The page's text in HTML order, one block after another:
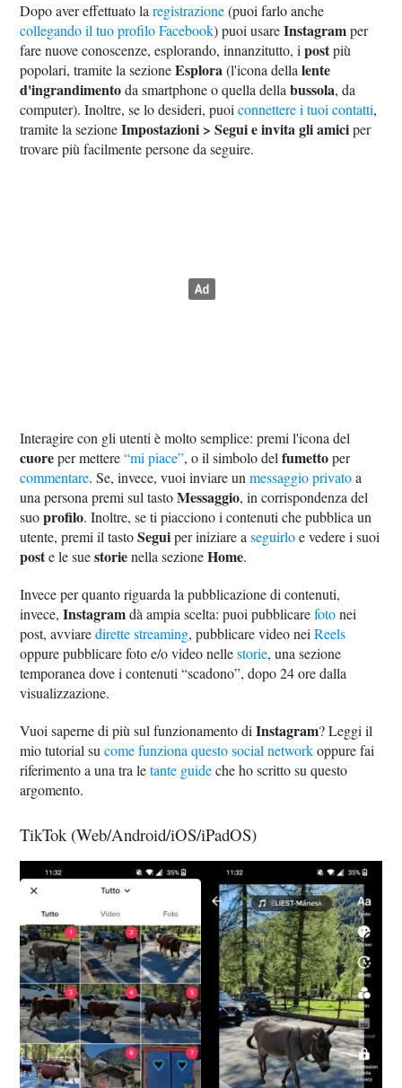
Dopo aver effettuato laregistrazione(puoi farlo anche
collegando il tuo profilo Facebook) puoi usareInstagramper
fare nuove conoscenze, esplorando, innanzitutto, ipostpiù
popolari, tramite la sezioneEsplora(l'icona dellalente
d'ingrandimentoda smartphone o quella dellabussola, da
computer). Inoltre, se lo desideri, puoiconnettere i tuoi contatti,
tramite la sezioneImpostazioni > Segui e invita gli amiciper
trovare più facilmente persone da seguire.
Interagire con gli utenti è molto semplice: premi l'icona del
cuoreper mettere“mi piace”, o il simbolo delfumettoper
commentare. Se, invece, vuoi inviare unmessaggio privatoa
una persona premi sul tastoMessaggio, in corrispondenza del
suoprofilo. Inoltre, se ti piacciono i contenuti che pubblica un
utente, premi il tastoSeguiper iniziare aseguirloe vedere i suoi
poste le suestorienella sezioneHome.
Invece per quanto riguarda la pubblicazione di contenuti,
invece,Instagramdà ampia scelta: puoi pubblicarefotonei
post, avviaredirette streaming, pubblicare video neiReels
oppure pubblicare foto e/o video nellestorie, una sezione
temporanea dove i contenuti “scadono”, dopo 24 ore dalla
visualizzazione.
Vuoi saperne di più sul funzionamento diInstagram? Leggi il
mio tutorial sucome funziona questo social networkoppure fai
riferimento a una tra letante guideche ho scritto su questo
argomento.
TikTok (Web/Android/iOS/iPadOS)